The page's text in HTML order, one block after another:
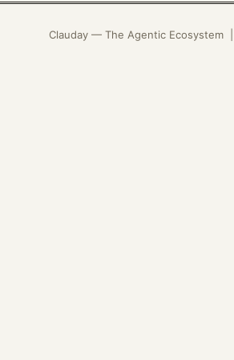
Clauday — The Agentic Ecosystem |